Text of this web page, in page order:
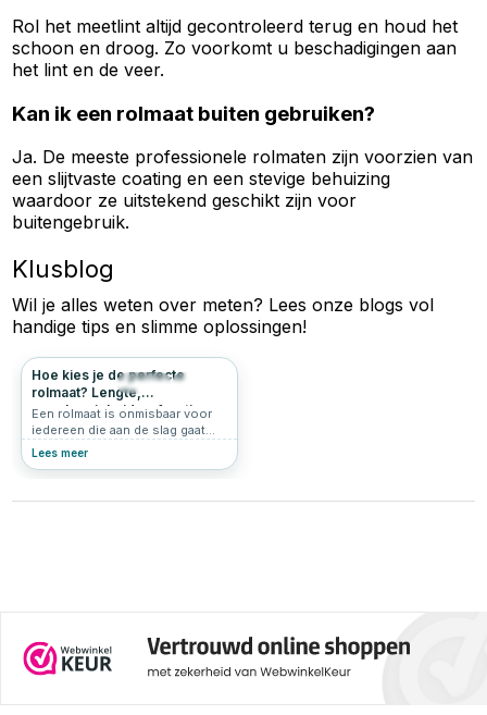
Rol het meetlint altijd gecontroleerd terug en houd het
schoon en droog. Zo voorkomt u beschadigingen aan
het lint en de veer.
Kan ik een rolmaat buiten gebruiken?
Ja. De meeste professionele rolmaten zijn voorzien van
een slijtvaste coating en een stevige behuizing
waardoor ze uitstekend geschikt zijn voor
buitengebruik.
Klusblog
Wil je alles weten over meten? Lees onze blogs vol
handige tips en slimme oplossingen!
445
Hoe kies je de perfecte
rolmaat? Lengte,
nauwkeurigheid en functies
uitgelegd
Een rolmaat is onmisbaar voor
iedereen die aan de slag gaat
met bouw- of klusprojecten.
professionele rolmaat van 10
de juiste keuze te maken.
Lees meer